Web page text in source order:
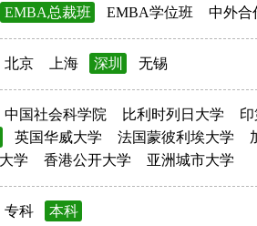
EMBA总裁班 EMBA学位班 中外合
北京 上海 深圳 无锡
中国社会科学院 比利时列日大学
英国华威大学 法国蒙彼利埃大学
学
香港公开大学 亚洲城市大学
专科 本科